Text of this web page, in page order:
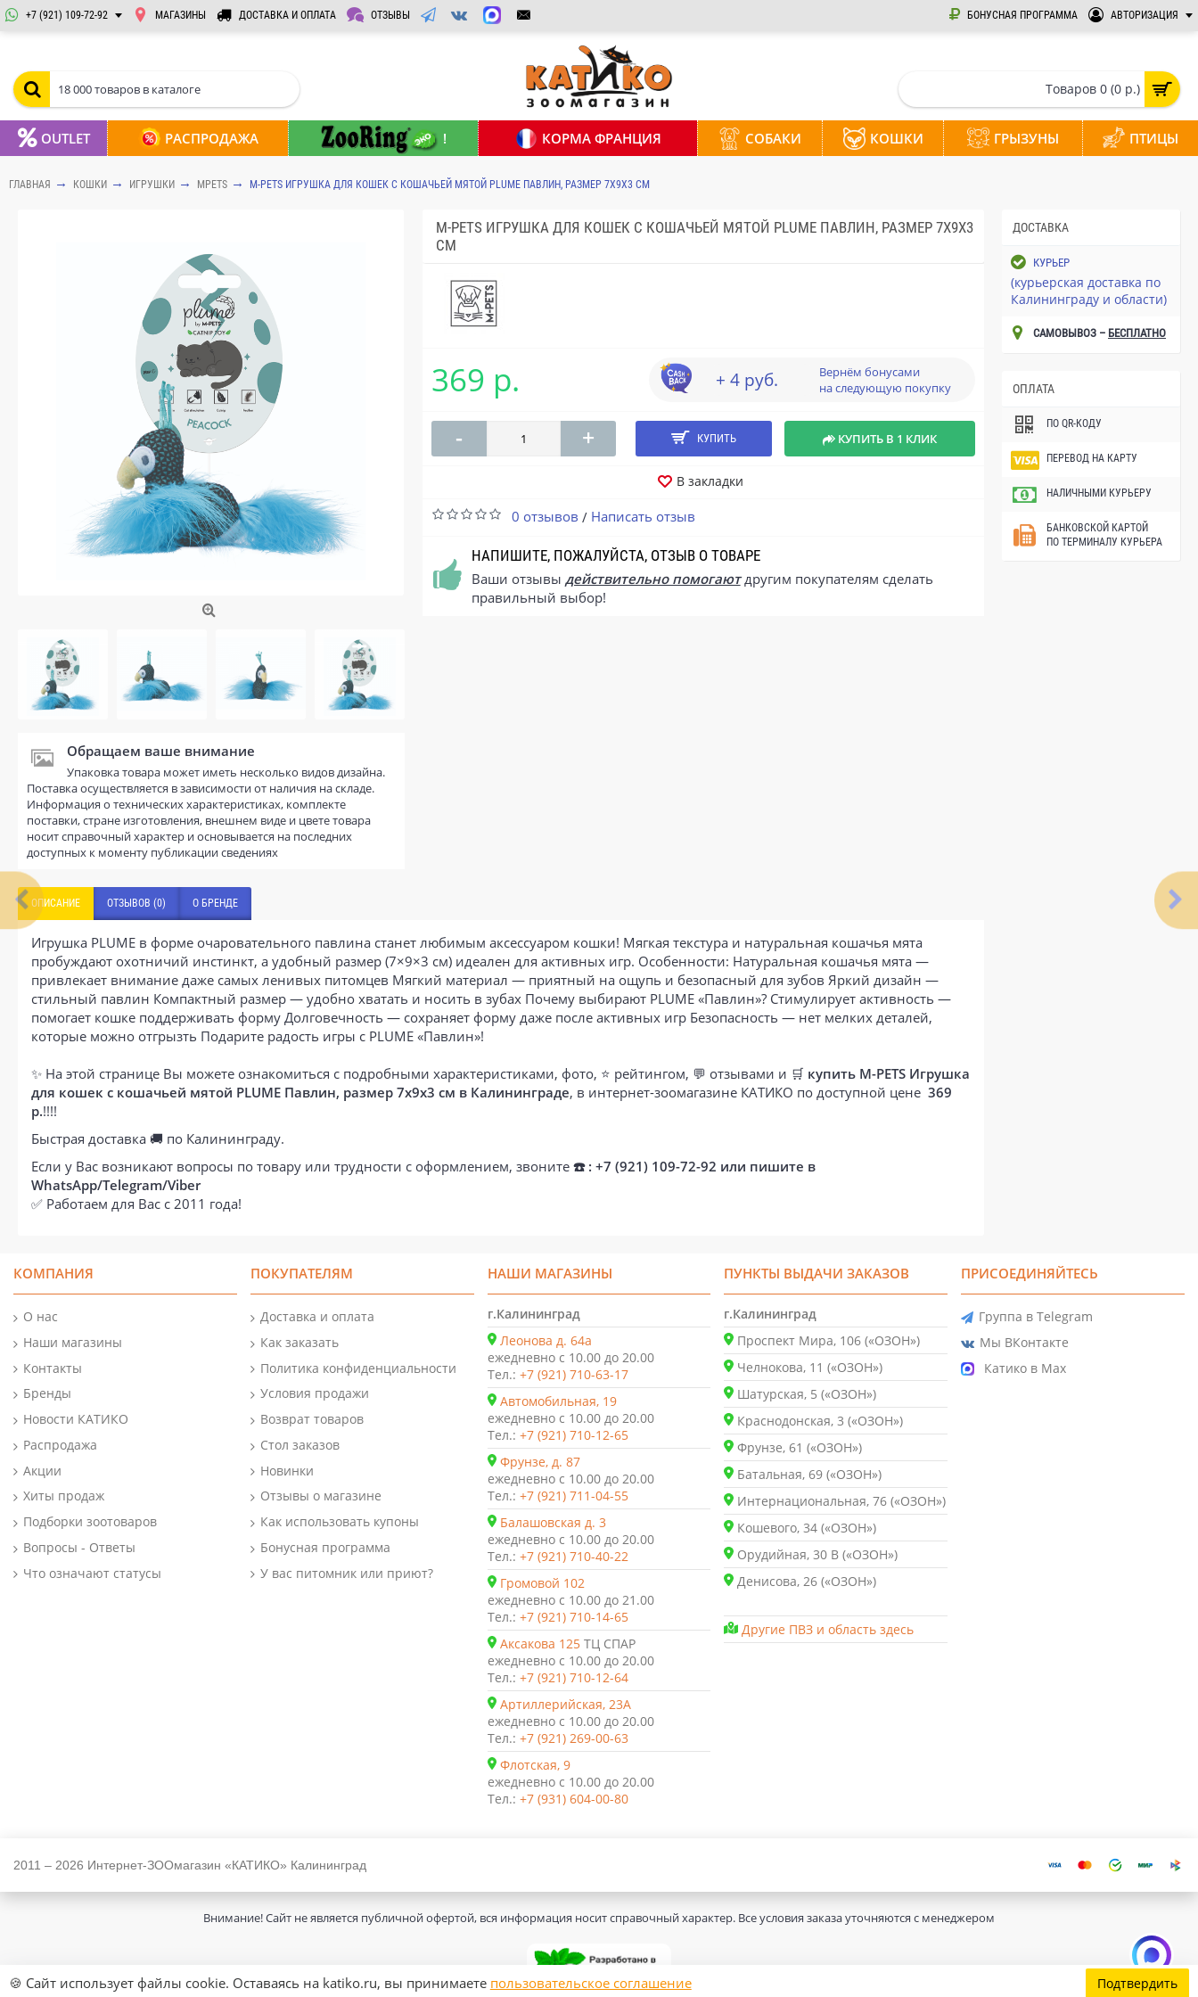
+7 (921) 109-72-92 МАГАЗИНЫ ДОСТАВКА И ОПЛАТА ОТЗЫВЫ БОНУСНАЯ ПРОГРАММА АВТОРИЗАЦИЯ
Товаров 0 (0 р.)
OUTLET РАСПРОДАЖА ! КОРМА ФРАНЦИЯ СОБАКИ КОШКИ ГРЫЗУНЫ ПТИЦЫ
ГЛАВНАЯ КОШКИ ИГРУШКИ MPETS M-PETS ИГРУШКА ДЛЯ КОШЕК С КОШАЧЬЕЙ МЯТОЙ PLUME ПАВЛИН, РАЗМЕР 7Х9Х3 СМ
ДОСТАВКА
КУРЬЕР
(курьерская доставка по
Калининграду и области)
САМОВЫВОЗ – БЕСПЛАТНО
ОПЛАТА
ПО QR-КОДУ
ПЕРЕВОД НА КАРТУ
НАЛИЧНЫМИ КУРЬЕРУ
БАНКОВСКОЙ КАРТОЙ
ПО ТЕРМИНАЛУ КУРЬЕРА
Обращаем ваше внимание
Упаковка товара может иметь несколько видов дизайна.
Поставка осуществляется в зависимости от наличия на складе.
Информация о технических характеристиках, комплекте
поставки, стране изготовления, внешнем виде и цвете товара
носит справочный характер и основывается на последних
доступных к моменту публикации сведениях
M-PETS ИГРУШКА ДЛЯ КОШЕК С КОШАЧЬЕЙ МЯТОЙ PLUME ПАВЛИН, РАЗМЕР 7Х9Х3
СМ
369 р. + 4 руб.
Вернём бонусами
на следующую покупку
- + КУПИТЬ КУПИТЬ В 1 КЛИК
В закладки
0 отзывов / Написать отзыв
НАПИШИТЕ, ПОЖАЛУЙСТА, ОТЗЫВ О ТОВАРЕ
Ваши отзывы действительно помогаютдругим покупателям сделать
правильный выбор!
ОПИСАНИЕ ОТЗЫВОВ (0) О БРЕНДЕ
Игрушка PLUME в форме очаровательного павлина станет любимым аксессуаром кошки! Мягкая текстура и натуральная кошачья мята
пробуждают охотничий инстинкт, а удобный размер (7×9×3 см) идеален для активных игр. Особенности: Натуральная кошачья мята —
привлекает внимание даже самых ленивых питомцев Мягкий материал — приятный на ощупь и безопасный для зубов Яркий дизайн —
стильный павлин Компактный размер — удобно хватать и носить в зубах Почему выбирают PLUME «Павлин»? Стимулирует активность —
помогает кошке поддерживать форму Долговечность — сохраняет форму даже после активных игр Безопасность — нет мелких деталей,
которые можно отгрызть Подарите радость игры с PLUME «Павлин»!
✨ На этой странице Вы можете ознакомиться с подробными характеристиками, фото, ⭐ рейтингом, 💬 отзывами и 🛒 купить M-PETS Игрушка
для кошек с кошачьей мятой PLUME Павлин, размер 7х9х3 см в Калининграде, в интернет-зоомагазине КАТИКО по доступной цене 369
р.!!!!
Быстрая доставка 🚚 по Калининграду.
Если у Вас возникают вопросы по товару или трудности с оформлением, звоните ☎️ : +7 (921) 109-72-92 или пишите в
WhatsApp/Telegram/Viber
✅ Работаем для Вас с 2011 года!
КОМПАНИЯ
О нас
Наши магазины
Контакты
Бренды
Новости КАТИКО
Распродажа
Акции
Хиты продаж
Подборки зоотоваров
Вопросы - Ответы
Что означают статусы
ПОКУПАТЕЛЯМ
Доставка и оплата
Как заказать
Политика конфиденциальности
Условия продажи
Возврат товаров
Стол заказов
Новинки
Отзывы о магазине
Как использовать купоны
Бонусная программа
У вас питомник или приют?
НАШИ МАГАЗИНЫ
г.Калининград
Леонова д. 64а
ежедневно с 10.00 до 20.00
Тел.: +7 (921) 710-63-17
Автомобильная, 19
ежедневно с 10.00 до 20.00
Тел.: +7 (921) 710-12-65
Фрунзе, д. 87
ежедневно с 10.00 до 20.00
Тел.: +7 (921) 711-04-55
Балашовская д. 3
ежедневно с 10.00 до 20.00
Тел.: +7 (921) 710-40-22
Громовой 102
ежедневно с 10.00 до 21.00
Тел.: +7 (921) 710-14-65
Аксакова 125 ТЦ СПАР
ежедневно с 10.00 до 20.00
Тел.: +7 (921) 710-12-64
Артиллерийская, 23А
ежедневно с 10.00 до 20.00
Тел.: +7 (921) 269-00-63
Флотская, 9
ежедневно с 10.00 до 20.00
Тел.: +7 (931) 604-00-80
ПУНКТЫ ВЫДАЧИ ЗАКАЗОВ
г.Калининград
Проспект Мира, 106 («ОЗОН»)
Челнокова, 11 («ОЗОН»)
Шатурская, 5 («ОЗОН»)
Краснодонская, 3 («ОЗОН»)
Фрунзе, 61 («ОЗОН»)
Батальная, 69 («ОЗОН»)
Интернациональная, 76 («ОЗОН»)
Кошевого, 34 («ОЗОН»)
Орудийная, 30 В («ОЗОН»)
Денисова, 26 («ОЗОН»)
Другие ПВЗ и область здесь
ПРИСОЕДИНЯЙТЕСЬ
Группа в Telegram
Мы ВКонтакте
Катико в Max
2011 – 2026 Интернет-ЗООмагазин «КАТИКО» Калининград
🍪 Сайт использует файлы cookie. Оставаясь на katiko.ru, вы принимаете пользовательское соглашение Подтвердить
Внимание! Сайт не является публичной офертой, вся информация носит справочный характер. Все условия заказа уточняются с менеджером